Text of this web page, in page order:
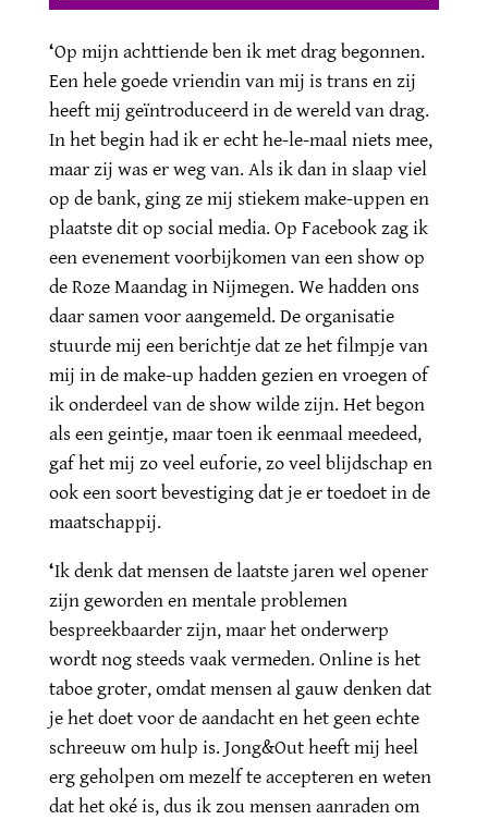
‘Op mijn achttiende ben ik met drag begonnen.
Een hele goede vriendin van mij is trans en zij
heeft mij geïntroduceerd in de wereld van drag.
In het begin had ik er echt he-le-maal niets mee,
maar zij was er weg van. Als ik dan in slaap viel
op de bank, ging ze mij stiekem make-uppen en
plaatste dit op social media. Op Facebook zag ik
een evenement voorbijkomen van een show op
de Roze Maandag in Nijmegen. We hadden ons
daar samen voor aangemeld. De organisatie
stuurde mij een berichtje dat ze het filmpje van
mij in de make-up hadden gezien en vroegen of
ik onderdeel van de show wilde zijn. Het begon
als een geintje, maar toen ik eenmaal meedeed,
gaf het mij zo veel euforie, zo veel blijdschap en
ook een soort bevestiging dat je er toedoet in de
maatschappij.
‘Ik denk dat mensen de laatste jaren wel opener
zijn geworden en mentale problemen
bespreekbaarder zijn, maar het onderwerp
wordt nog steeds vaak vermeden. Online is het
taboe groter, omdat mensen al gauw denken dat
je het doet voor de aandacht en het geen echte
schreeuw om hulp is. Jong&Out heeft mij heel
erg geholpen om mezelf te accepteren en weten
dat het oké is, dus ik zou mensen aanraden om